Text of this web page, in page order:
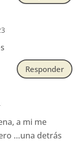
Responder
a mi me
…una detrás